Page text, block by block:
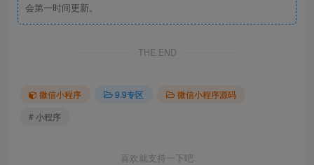
会第一时间更新。
THE END
微信小程序 9.9专区
微信小程序源码
# 小程序
喜欢就支持一下吧